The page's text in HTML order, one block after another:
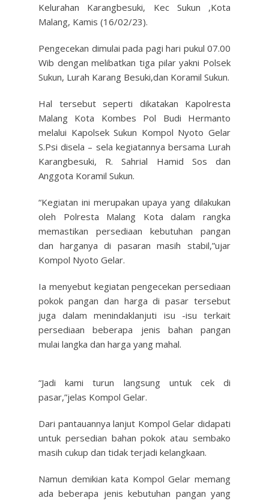
Kelurahan Karangbesuki, Kec Sukun ,Kota
Malang, Kamis (16/02/23).
Pengecekan dimulai pada pagi hari pukul 07.00
Wib dengan melibatkan tiga pilar yakni Polsek
Sukun, Lurah Karang Besuki,dan Koramil Sukun.
Hal tersebut seperti dikatakan Kapolresta
Malang Kota Kombes Pol Budi Hermanto
melalui Kapolsek Sukun Kompol Nyoto Gelar
S.Psi disela – sela kegiatannya bersama Lurah
Karangbesuki, R. Sahrial Hamid Sos dan
Anggota Koramil Sukun.
“Kegiatan ini merupakan upaya yang dilakukan
oleh Polresta Malang Kota dalam rangka
memastikan persediaan kebutuhan pangan
dan harganya di pasaran masih stabil,”ujar
Kompol Nyoto Gelar.
Ia menyebut kegiatan pengecekan persediaan
pokok pangan dan harga di pasar tersebut
juga dalam menindaklanjuti isu -isu terkait
persediaan beberapa jenis bahan pangan
mulai langka dan harga yang mahal.
“Jadi kami turun langsung untuk cek di
pasar,”jelas Kompol Gelar.
Dari pantauannya lanjut Kompol Gelar didapati
untuk persedian bahan pokok atau sembako
masih cukup dan tidak terjadi kelangkaan.
Namun demikian kata Kompol Gelar memang
ada beberapa jenis kebutuhan pangan yang